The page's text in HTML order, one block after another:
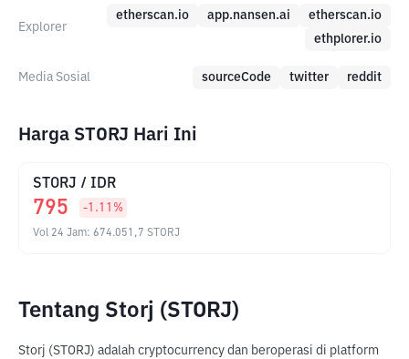
Explorer
etherscan.io app.nansen.ai
etherscan.io
ethplorer.io
Media Sosial sourceCode twitter reddit
Harga STORJ Hari Ini
STORJ / IDR
795 -1.11 %
Vol 24 Jam: 674.051,7 STORJ
Tentang Storj (STORJ)
Storj (STORJ) adalah cryptocurrency dan beroperasi di platform